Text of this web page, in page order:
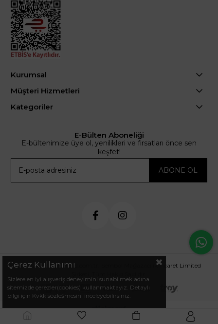
Kurumsal
Müşteri Hizmetleri
Kategoriler
E-Bülten Aboneliği
E-bültenimize üye ol, yenilikleri ve fırsatları önce sen
keşfet!
ABONE OL
© 2024 .arminetrend.com.tr. Sembol Mağazacılık Ticaret Limited
Çerez Kullanımı
Sizlere en iyi alışveriş deneyimini sunabilmek adına
sitemizde çerezler(cookies) kullanmaktayız. Detaylı
bilgi için Kvkk sözleşmesini inceleyebilirsiniz.